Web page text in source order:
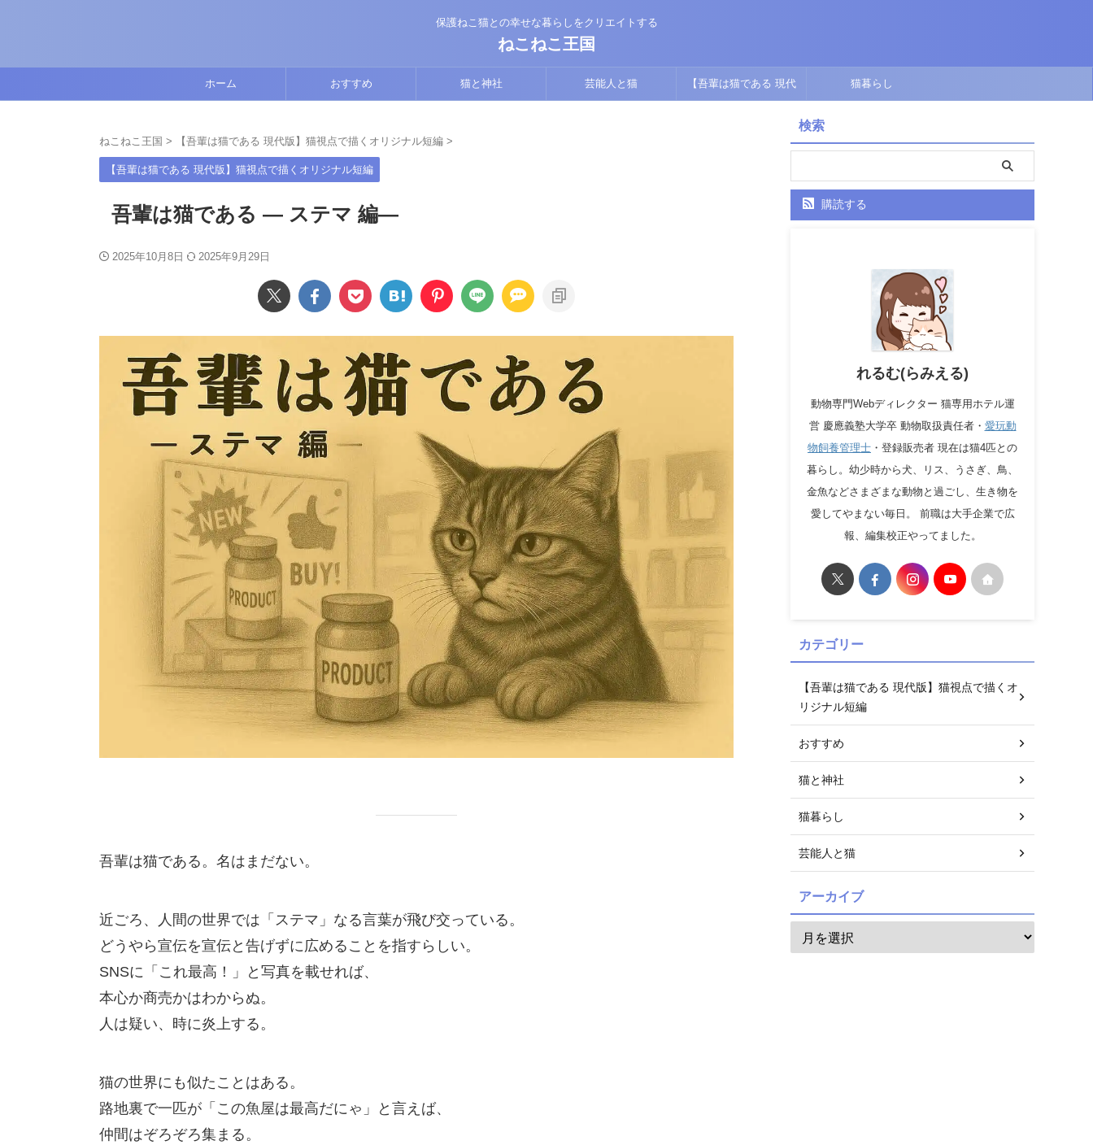
保護ねこ猫との幸せな暮らしをクリエイトする
ねこねこ王国
ホーム おすすめ 猫と神社 芸能人と猫 【吾輩は猫である 現代
版】猫視点で描くオリジナ
猫暮らし
ねこねこ王国 > 【吾輩は猫である 現代版】猫視点で描くオリジナル短編 >
【吾輩は猫である 現代版】猫視点で描くオリジナル短編
吾輩は猫である ― ステマ 編―
2025年10月8日 2025年9月29日
吾輩は猫である。名はまだない。
近ごろ、人間の世界では「ステマ」なる言葉が飛び交っている。
どうやら宣伝を宣伝と告げずに広めることを指すらしい。
SNSに「これ最高！」と写真を載せれば、
本心か商売かはわからぬ。
人は疑い、時に炎上する。
猫の世界にも似たことはある。
路地裏で一匹が「この魚屋は最高だにゃ」と言えば、
仲間はぞろぞろ集まる。
検索
購読する
れるむ(らみえる)
動物専門Webディレクター 猫専用ホテル運
営 慶應義塾大学卒 動物取扱責任者・ 愛玩動
物飼養管理士 ・登録販売者 現在は猫4匹との
暮らし。幼少時から犬、リス、うさぎ、鳥、
金魚などさまざまな動物と過ごし、生き物を
愛してやまない毎日。 前職は大手企業で広
報、編集校正やってました。
カテゴリー
【吾輩は猫である 現代版】猫視点で描くオ
リジナル短編
おすすめ
猫と神社
猫暮らし
芸能人と猫
アーカイブ